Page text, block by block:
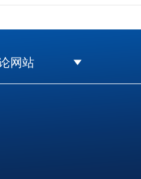
网站